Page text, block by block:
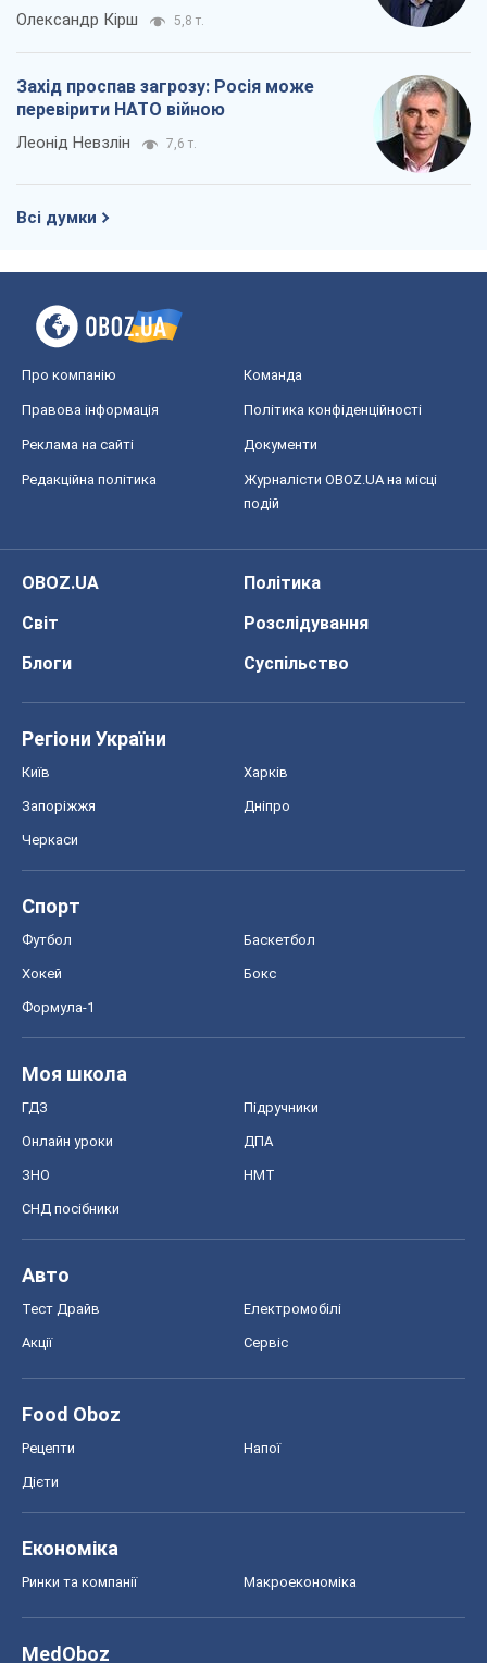
Олександр Кірш 5,8 т.
Захід проспав загрозу: Росія може
перевірити НАТО війною
Леонід Невзлін 7,6 т.
Всі думки
Про компанію Команда
Правова інформація Політика конфіденційності
Реклама на сайті Документи
Редакційна політика
Журналісти OBOZ.UA на місці
подій
OBOZ.UA
Політика
Світ
Розслідування
Блоги
Суспільство
Регіони України
Київ Харків
Запоріжжя Дніпро
Черкаси
Спорт
Футбол Баскетбол
Хокей Бокс
Формула-1
Моя школа
ГДЗ Підручники
Онлайн уроки ДПА
ЗНО НМТ
СНД посібники
Авто
Тест Драйв Електромобілі
Акції Сервіс
Food Oboz
Рецепти Напої
Дієти
Економіка
Ринки та компанії Макроекономіка
MedOboz